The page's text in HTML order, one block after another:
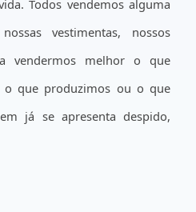
Todos vendemos alguma
vestimentas, nossos
vendermos melhor o que
o que produzimos ou o que
já se apresenta despido,